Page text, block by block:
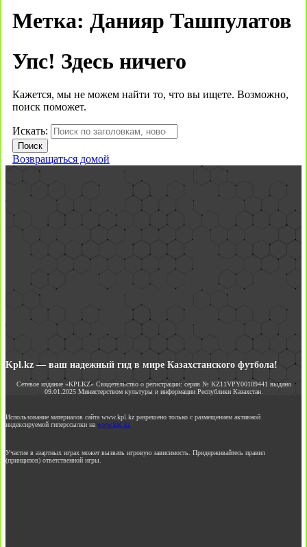
Метка: Данияр Ташпулатов
Упс! Здесь ничего
Кажется, мы не можем найти то, что вы ищете. Возможно,
поиск поможет.
Искать:
Возвращаться домой
Kpl.kz — ваш надежный гид в мире Казахстанского футбола!
Сетевое издание «KPLKZ» Свидетельство о регистрации: серия № KZ11VPY00109441 выдано
09.01.2025 Министерством культуры и информации Республики Казахстан.
Использование материалов сайта www.kpl.kz разрешено только с размещением активной
индексируемой гиперссылки на www.kpl.kz
Участие в азартных играх может вызвать игровую зависимость. Придерживайтесь правил
(принципов) ответственной игры.